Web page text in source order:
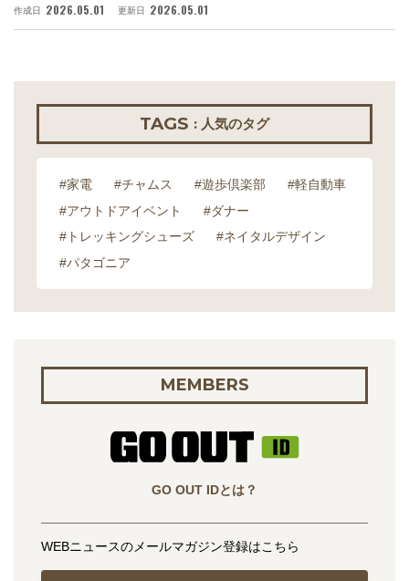
作成日 2026.05.01 更新日 2026.05.01
TAGS : 人気のタグ
#家電 #チャムス #遊歩倶楽部
#軽自動車
#アウトドアイベント
#ダナー
#トレッキングシューズ
#ネイタルデザイン
#パタゴニア
MEMBERS
GO OUT IDとは？
WEBニュースのメールマガジン登録はこちら